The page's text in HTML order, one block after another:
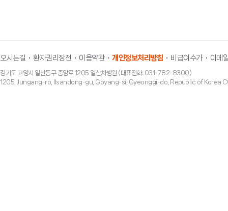
오시는길 환자권리장전 이용약관 개인정보처리방침 비급여수가 이메
경기도 고양시 일산동구 중앙로 1205 일산차병원 (대표전화: 031-782-8300)
1205, Jungang-ro, Ilsandong-gu, Goyang-si, Gyeonggi-do, Republic of Korea